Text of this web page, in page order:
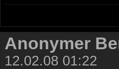
Anonymer
12.02.08 01:22